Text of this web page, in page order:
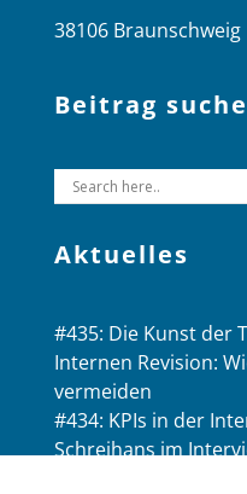
38106 Braunschweig
Beitrag
Aktuelles
#435: Die Kunst der
Internen Revision:
vermeiden
#434: KPIs in der
Schreihans im